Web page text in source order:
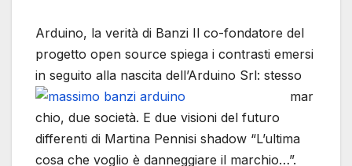
Arduino, la verità di Banzi Il co-fondatore del
progetto open source spiega i contrasti emersi
in seguito alla nascita dell’Arduino Srl: stesso
mar
chio, due società. E due visioni del futuro
differenti di Martina Pennisi shadow “L’ultima
cosa che voglio è danneggiare il marchio…”.